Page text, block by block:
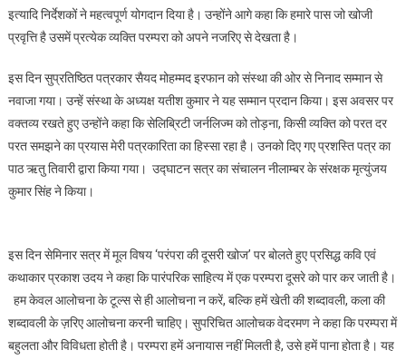
इत्यादि निर्देशकों ने महत्वपूर्ण योगदान दिया है। उन्होंने आगे कहा कि हमारे पास जो खोजी
प्रवृत्ति है उसमें प्रत्येक व्यक्ति परम्परा को अपने नजरिए से देखता है।
इस दिन सुप्रतिष्ठित पत्रकार सैयद मोहम्मद इरफान को संस्था की ओर से निनाद सम्मान से
नवाजा गया। उन्हें संस्था के अध्यक्ष यतीश कुमार ने यह सम्मान प्रदान किया। इस अवसर पर
वक्तव्य रखते हुए उन्होंने कहा कि सेलिब्रिटी जर्नलिज्म को तोड़ना, किसी व्यक्ति को परत दर
परत समझने का प्रयास मेरी पत्रकारिता का हिस्सा रहा है। उनको दिए गए प्रशस्ति पत्र का
पाठ ऋतु तिवारी द्वारा किया गया। उद्घाटन सत्र का संचालन नीलाम्बर के संरक्षक मृत्युंजय
कुमार सिंह ने किया।
इस दिन सेमिनार सत्र में मूल विषय ‘परंपरा की दूसरी खोज’ पर बोलते हुए प्रसिद्ध कवि एवं
कथाकार प्रकाश उदय ने कहा कि पारंपरिक साहित्य में एक परम्परा दूसरे को पार कर जाती है।
हम केवल आलोचना के टूल्स से ही आलोचना न करें, बल्कि हमें खेती की शब्दावली, कला‌ की
शब्दावली के ज़रिए आलोचना करनी चाहिए। सुपरिचित आलोचक वेदरमण ने कहा कि परम्परा में
बहुलता और विविधता होती है। परम्परा हमें अनायास नहीं मिलती है, उसे हमें पाना होता है। यह